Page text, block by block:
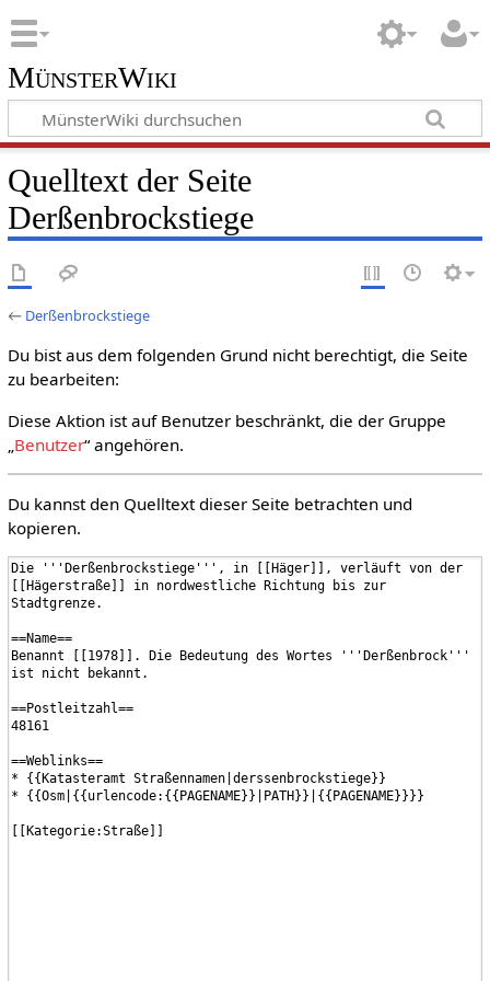
MünsterWiki
Quelltext der Seite
Derßenbrockstiege
← Derßenbrockstiege
Du bist aus dem folgenden Grund nicht berechtigt, die Seite
zu bearbeiten:
Diese Aktion ist auf Benutzer beschränkt, die der Gruppe
Benutzer“ angehören.
Du kannst den Quelltext dieser Seite betrachten und
kopieren.